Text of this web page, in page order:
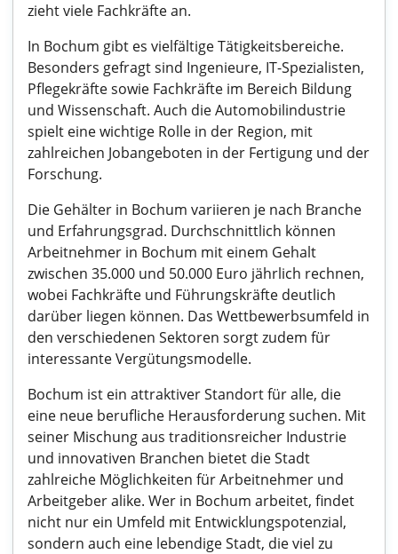
zieht viele Fachkräfte an.
In Bochum gibt es vielfältige Tätigkeitsbereiche.
Besonders gefragt sind Ingenieure, IT-Spezialisten,
Pflegekräfte sowie Fachkräfte im Bereich Bildung
und Wissenschaft. Auch die Automobilindustrie
spielt eine wichtige Rolle in der Region, mit
zahlreichen Jobangeboten in der Fertigung und der
Forschung.
Die Gehälter in Bochum variieren je nach Branche
und Erfahrungsgrad. Durchschnittlich können
Arbeitnehmer in Bochum mit einem Gehalt
zwischen 35.000 und 50.000 Euro jährlich rechnen,
wobei Fachkräfte und Führungskräfte deutlich
darüber liegen können. Das Wettbewerbsumfeld in
den verschiedenen Sektoren sorgt zudem für
interessante Vergütungsmodelle.
Bochum ist ein attraktiver Standort für alle, die
eine neue berufliche Herausforderung suchen. Mit
seiner Mischung aus traditionsreicher Industrie
und innovativen Branchen bietet die Stadt
zahlreiche Möglichkeiten für Arbeitnehmer und
Arbeitgeber alike. Wer in Bochum arbeitet, findet
nicht nur ein Umfeld mit Entwicklungspotenzial,
sondern auch eine lebendige Stadt, die viel zu